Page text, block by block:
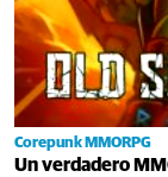
Corepunk MMORPG
Un verdadero